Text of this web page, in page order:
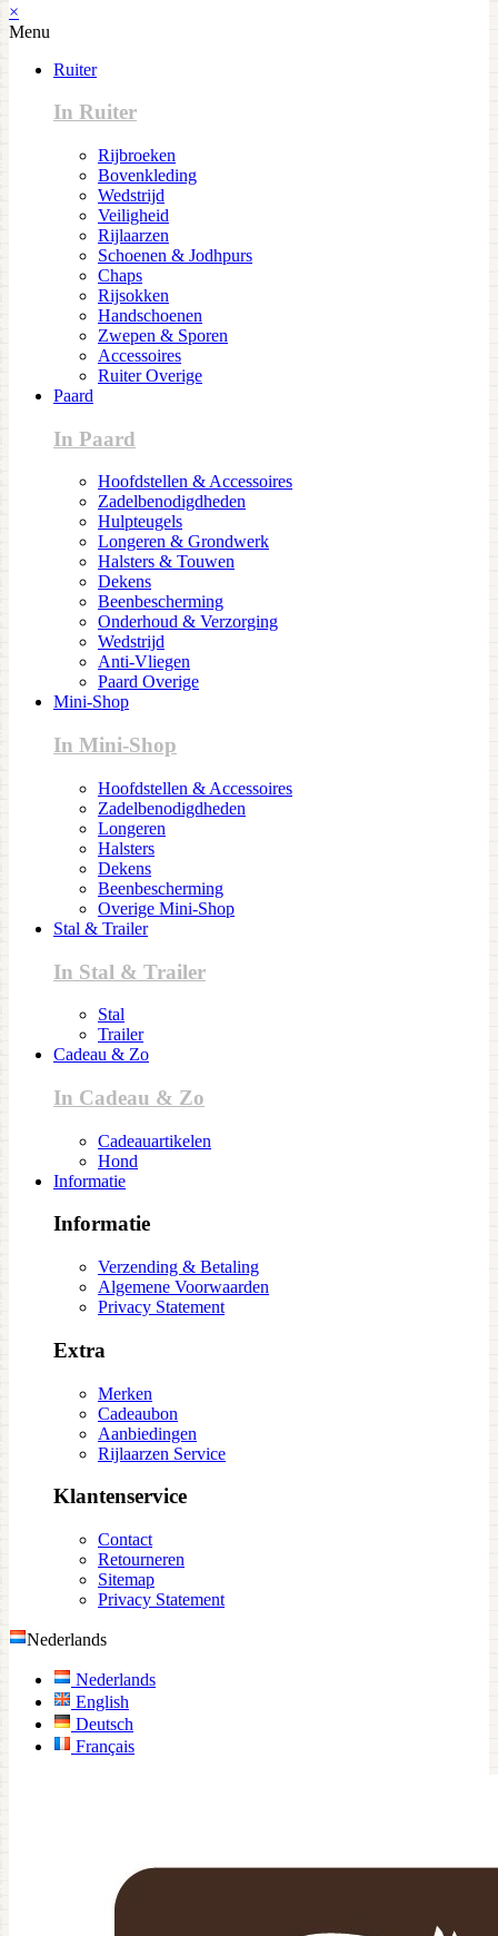
×
Menu
Ruiter
In Ruiter
Rijbroeken
Bovenkleding
Wedstrijd
Veiligheid
Rijlaarzen
Schoenen & Jodhpurs
Chaps
Rijsokken
Handschoenen
Zwepen & Sporen
Accessoires
Ruiter Overige
Paard
In Paard
Hoofdstellen & Accessoires
Zadelbenodigdheden
Hulpteugels
Longeren & Grondwerk
Halsters & Touwen
Dekens
Beenbescherming
Onderhoud & Verzorging
Wedstrijd
Anti-Vliegen
Paard Overige
Mini-Shop
In Mini-Shop
Hoofdstellen & Accessoires
Zadelbenodigdheden
Longeren
Halsters
Dekens
Beenbescherming
Overige Mini-Shop
Stal & Trailer
In Stal & Trailer
Stal
Trailer
Cadeau & Zo
In Cadeau & Zo
Cadeauartikelen
Hond
Informatie
Informatie
Verzending & Betaling
Algemene Voorwaarden
Privacy Statement
Extra
Merken
Cadeaubon
Aanbiedingen
Rijlaarzen Service
Klantenservice
Contact
Retourneren
Sitemap
Privacy Statement
Nederlands
Nederlands
English
Deutsch
Français